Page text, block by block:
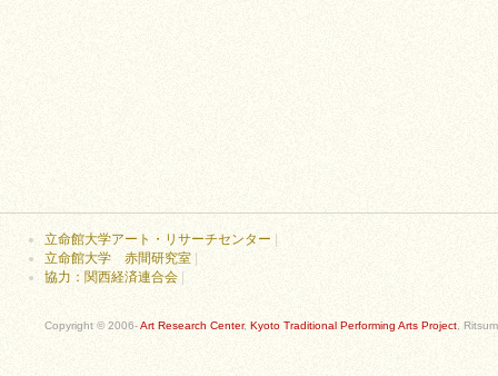
立命館大学アート・リサーチセンター
立命館大学 赤間研究室
協力：関西経済連合会
Copyright © 2006-Art Research Center, Kyoto Traditional Performing Arts Project ,